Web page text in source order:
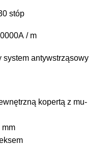
stóp
/ m
antywstrząsowy
kopertą z mu-